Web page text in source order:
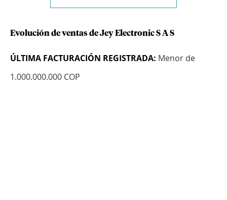
Evolución de ventas de Jey Electronic S A S
ÚLTIMA FACTURACIÓN REGISTRADA: Menor de
1.000.000.000 COP